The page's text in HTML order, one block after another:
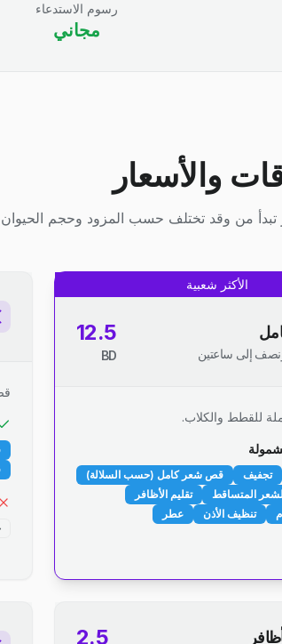
رسوم الاستدعاء
مجاني
والأسعار
تبدأ من وقد تختلف حسب المزود وحجم الحيوان
الأكثر شعبية
إلى ساعتين
12.5
BD
للقطط والكلاب.
تجفيف
قص شعر كامل (حسب السلالة)
المتساقط
تقليم الأظافر
تنظيف الأذن عطر
2.5